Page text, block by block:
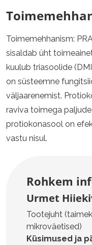
Toimemehhanism:
sisaldab üht
kuulub triasoolide
on süsteemne
väljaarenemist.
raviva toimega
protiokonasool on
vastu nisul.
Rohkem
Urmet
Tootejuht
mikroväetised)
Küsimused ja